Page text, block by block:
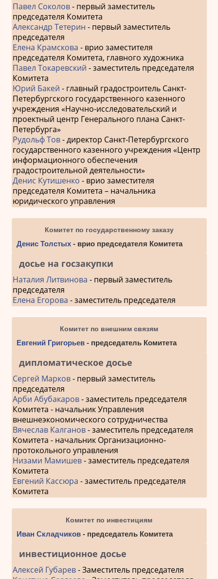
Павел Соколов- первый заместитель
председателя Комитета
Александр Тетерин - первый заместитель
председателя
Елена Крамскова - врио заместителя
председателя Комитета, главного художника
Павел Токаревский - заместитель председателя
Комитета
Юрий Бакей - главный градостроитель Санкт-
Петербургского государственного казенного
учреждения «Научно-исследовательский и
проектный центр Генерального плана Санкт-
Петербурга»
Рудольф Тов- директор Санкт-Петербургского
государственного казенного учреждения «Центр
информационного обеспечения
градостроительной деятельности»
Денис Кутишенко - врио заместителя
председателя Комитета – начальника
юридического управления
Комитет по государственному заказу
Денис Толстых- врио председателя Комитета
досье на госзакупки
Наталия Литвинова - первый заместитель
председателя
Елена Егорова - заместитель председателя
Комитет по внешним связям
Евгений Григорьев- председатель Комитета
дипломатическое досье
Сергей Марков- первый заместитель
председателя
Арби Абубакаров- заместитель председателя
Комитета - начальник Управления
внешнеэкономического сотрудничества
Вячеслав Калганов- заместитель председателя
Комитета - начальник Организационно-
протокольного управления
Низами Мамишев- заместитель председателя
Комитета
Евгений Кассюра - заместитель председателя
Комитета
Комитет по инвестициям
Иван Складчиков- председатель Комитета
инвестиционное досье
Алексей Губарев- Заместитель председателя